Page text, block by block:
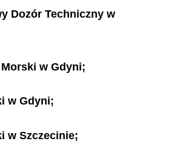
Dozór Techniczny w
w Gdyni;
w Gdyni;
w Szczecinie;